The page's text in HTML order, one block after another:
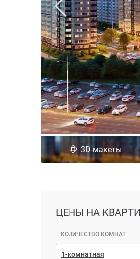
3D-макеты
ЦЕНЫ НА
КОЛИЧЕСТВО КОМНАТ
1-комнатная